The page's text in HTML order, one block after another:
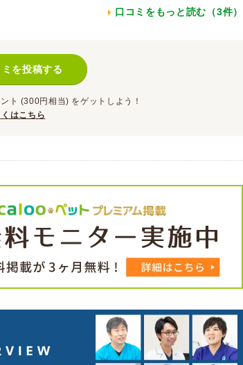
口コミをもっと読む（3件）
を投稿する
ト (300円相当) をゲットしよう！
はこちら